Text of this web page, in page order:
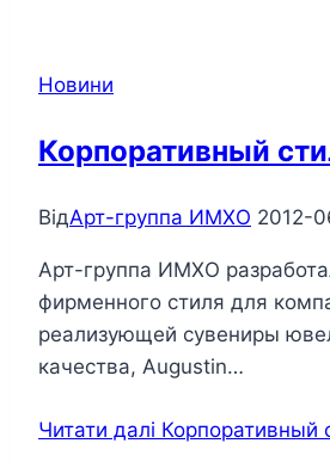
Новини
Корпоративный
ВідАрт-группа ИМХО 2012-
Арт-группа ИМХО
фирменного стиля для
реализующей сувениры
качества, Augustin…
Читати далі Корпоративный